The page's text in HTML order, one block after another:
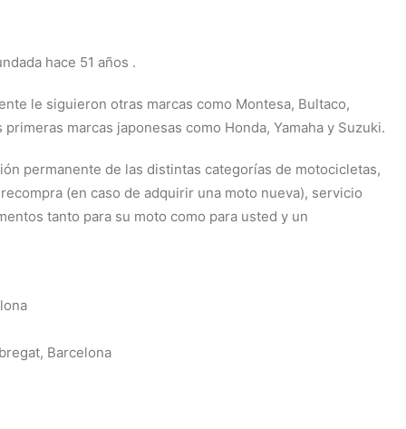
hace 51 años .
le siguieron otras marcas como Montesa, Bultaco,
marcas japonesas como Honda, Yamaha y Suzuki.
permanente de las distintas categorías de motocicletas,
(en caso de adquirir una moto nueva), servicio
tanto para su moto como para usted y un
Barcelona